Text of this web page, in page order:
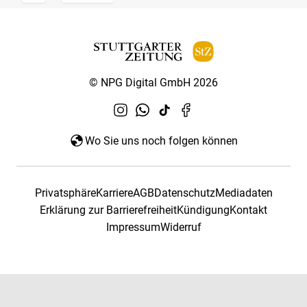
© NPG Digital GmbH 2026
Wo Sie uns noch folgen können
PrivatsphäreKarriereAGBDatenschutzMediadaten
Erklärung zur BarrierefreiheitKündigungKontakt
ImpressumWiderruf